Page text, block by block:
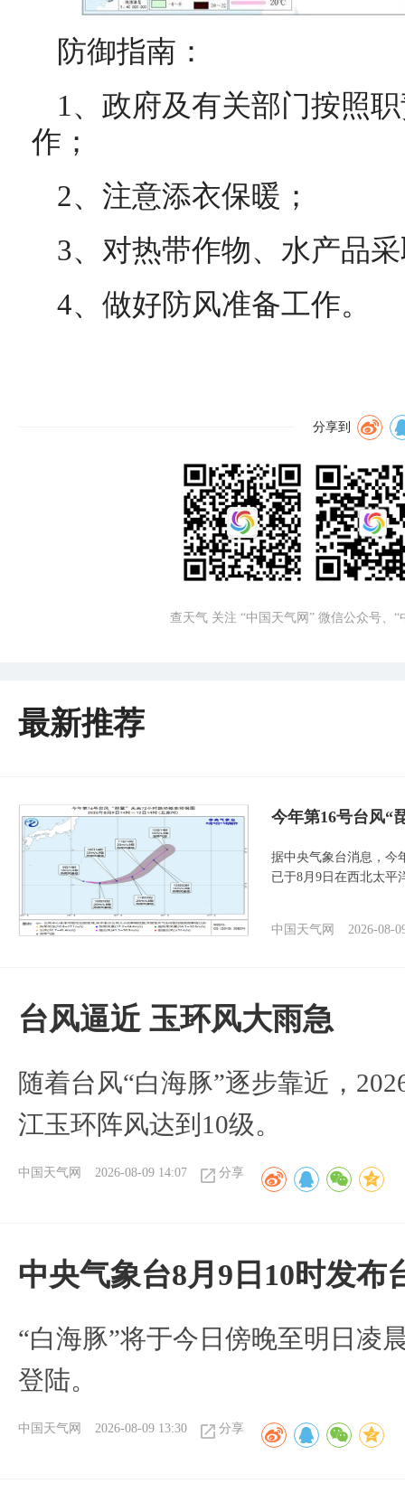
防御指南：
1、政府及有关部门按照
作；
2、注意添衣保暖；
3、对热带作物、水产品
4、做好防风准备工作。
分享到
查天气 关注 “中国天气网” 微信公众号、
最新推荐
今年第16号台风“
据中央气象台消息，今
已于8月9日在西北太平
中国天气网 2026-08-
台风逼近 玉环风大雨急
随着台风“白海豚”逐步靠近，
江玉环阵风达到10级。
中国天气网 2026-08-09 14:07 分享
中央气象台8月9日10时发布
“白海豚”将于今日傍晚至明日凌
登陆。
中国天气网 2026-08-09 13:30 分享